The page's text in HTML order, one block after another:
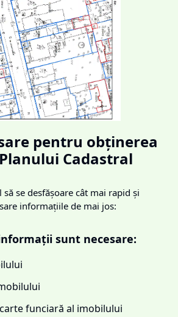
pentru obținerea
Cadastral
să se desfășoare cât mai rapid și
informațiile de mai jos:
sunt necesare:
funciară al imobilului